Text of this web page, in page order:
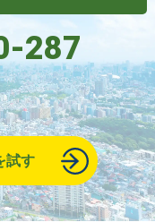
287
試す